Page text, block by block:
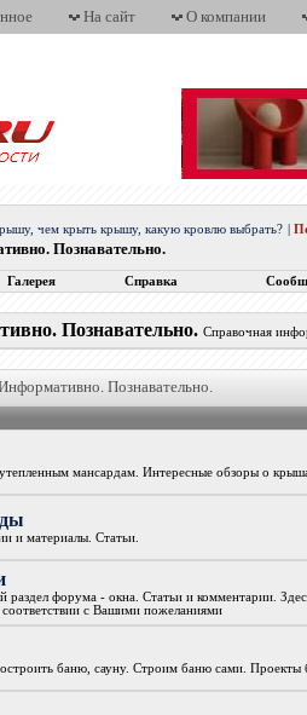
На сайт О компании
чем крыть крышу, какую кровлю выбрать?
Познавательно.
Галерея Справка
Познавательно. Справочная
Познавательно.
мансардам. Интересные обзоры о
и материалы. Статьи.
раздел форума - окна. Статьи и комментарии.
с Вашими пожеланиями
баню, сауну. Строим баню сами. Проекты